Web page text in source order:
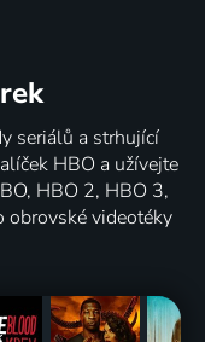
seriálů a strhující
HBO a užívejte
HBO 2, HBO 3,
obrovské videotéky